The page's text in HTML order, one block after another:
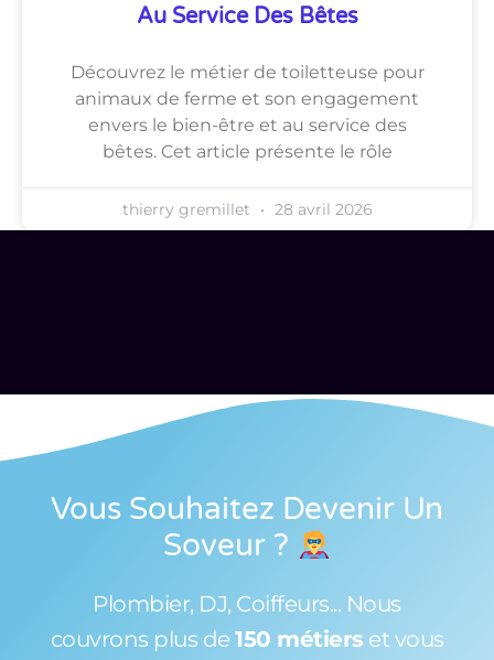
Au Service Des Bêtes
Découvrez le métier de toiletteuse pour
animaux de ferme et son engagement
envers le bien-être et au service des
bêtes. Cet article présente le rôle
thierry gremillet 28 avril 2026
Vous Souhaitez Devenir Un
Soveur ?
Plombier, DJ, Coiffeurs... Nous
couvrons plus de 150 métiers et vous